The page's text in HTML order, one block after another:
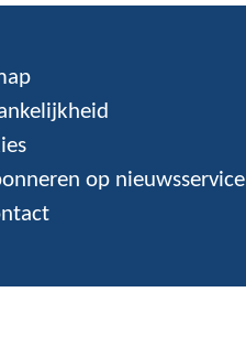
op nieuwsservice